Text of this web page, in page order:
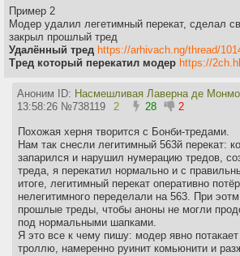
Пример 2
Модер удалил легетимный перекат, сделал
закрыл прошлый тред
Удалённый тред https://arhivach.ng/thread/
Тред который перекатил модер https://
Аноним ID: Насмешливая Лаверна де
13:58:26 №738119 2 28 2
Похожая херня творится с Бонби-тредами.
Нам так снесли легитимный 563й перекат:
запарился и нарушил нумерацию тредов,
треда, я перекатил нормально и с
итоге, легитимный перекат оперативно
нелегитимного переделали на 563. При
прошлые треды, чтобы аноны не могли
под нормальными шапками.
Я это все к чему пишу: модер явно
троллю, намеренно руинит комьюнити и